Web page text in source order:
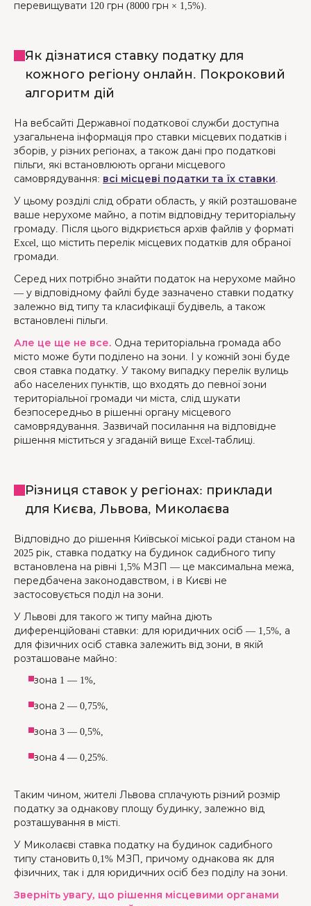
перевищувати 120 грн (8000 грн × 1,5%).
Як дізнатися ставку податку для
кожного регіону онлайн. Покроковий
алгоритм дій
На вебсайті Державної податкової служби доступна
узагальнена інформація про ставки місцевих податків і
зборів, у різних регіонах, а також дані про податкові
пільги, які встановлюють органи місцевого
самоврядування: всі місцеві податки та їх ставки.
У цьому розділі слід обрати область, у якій розташоване
ваше нерухоме майно, а потім відповідну територіальну
громаду. Після цього відкриється архів файлів у форматі
Excel, що містить перелік місцевих податків для обраної
громади.
Серед них потрібно знайти податок на нерухоме майно
— у відповідному файлі буде зазначено ставки податку
залежно від типу та класифікації будівель, а також
встановлені пільги.
Але це ще не все. Одна територіальна громада або
місто може бути поділено на зони. І у кожній зоні буде
своя ставка податку. У такому випадку перелік вулиць
або населених пунктів, що входять до певної зони
територіальної громади чи міста, слід шукати
безпосередньо в рішенні органу місцевого
самоврядування. Зазвичай посилання на відповідне
рішення міститься у згаданій вище Excel-таблиці.
Різниця ставок у регіонах: приклади
для Києва, Львова, Миколаєва
Відповідно до рішення Київської міської ради станом на
2025 рік, ставка податку на будинок садибного типу
встановлена на рівні 1,5% МЗП — це максимальна межа,
передбачена законодавством, і в Києві не
застосовується поділ на зони.
У Львові для такого ж типу майна діють
диференційовані ставки: для юридичних осіб — 1,5%, а
для фізичних осіб ставка залежить від зони, в якій
розташоване майно:
зона 1 — 1%,
зона 2 — 0,75%,
зона 3 — 0,5%,
зона 4 — 0,25%.
Таким чином, жителі Львова сплачують різний розмір
податку за однакову площу будинку, залежно від
розташування в місті.
У Миколаєві ставка податку на будинок садибного
типу становить 0,1% МЗП, причому однакова як для
фізичних, так і для юридичних осіб без поділу на зони.
Зверніть увагу, що рішення місцевими органами